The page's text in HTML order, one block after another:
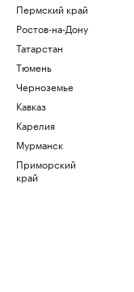
Пермский край
Ростов-на-Дону
Татарстан
Тюмень
Черноземье
Кавказ
Карелия
Мурманск
Приморский
край